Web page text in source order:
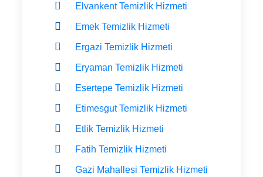
Elvankent Temizlik Hizmeti
Emek Temizlik Hizmeti
Ergazi Temizlik Hizmeti
Eryaman Temizlik Hizmeti
Esertepe Temizlik Hizmeti
Etimesgut Temizlik Hizmeti
Etlik Temizlik Hizmeti
Fatih Temizlik Hizmeti
Gazi Mahallesi Temizlik Hizmeti